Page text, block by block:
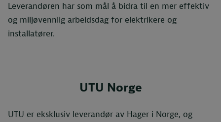
Leverandøren har som mål å bidra til en mer effektiv
og miljøvennlig arbeidsdag for elektrikere og
installatører.
UTU Norge
UTU er eksklusiv leverandør av Hager i Norge, og